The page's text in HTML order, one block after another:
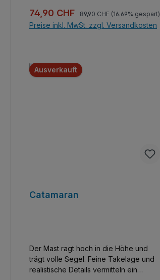
Verkaufspreis:
74,90 CHF Regulärer Preis:
89,90 CHF (16.69% gespart)
Preise inkl. MwSt. zzgl. Versandkosten
Ausverkauft
Catamaran
Der Mast ragt hoch in die Höhe und
trägt volle Segel. Feine Takelage und
realistische Details vermitteln ein